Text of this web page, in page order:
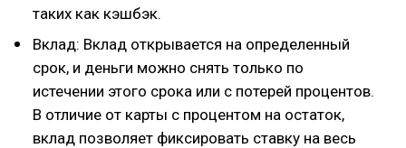
таких как кэшбэк.
Вклад: Вклад открывается на определенный
срок, и деньги можно снять только по
истечении этого срока или с потерей процентов.
В отличие от карты с процентом на остаток,
вклад позволяет фиксировать ставку на весь